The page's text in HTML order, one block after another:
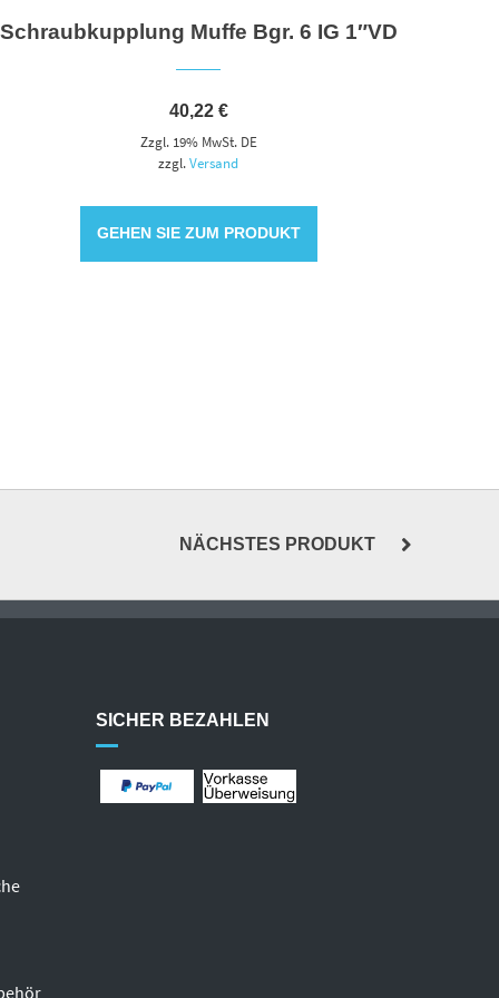
Schraubkupplung Muffe Bgr. 6 IG 1″VD
40,22 €
Zzgl. 19% MwSt. DE
zzgl.Versand
GEHEN SIE ZUM PRODUKT
NÄCHSTES PRODUKT
SICHER BEZAHLEN